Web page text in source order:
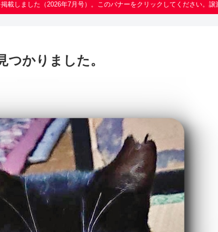
載しました（2026年7月号）。このバナーをクリックしてください。譲
かりました。